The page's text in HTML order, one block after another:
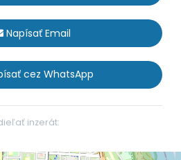
Napísať Email
cez WhatsApp
inzerát: